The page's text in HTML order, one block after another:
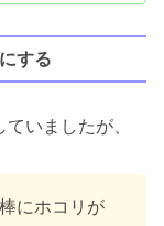
する
いましたが、
にホコリが